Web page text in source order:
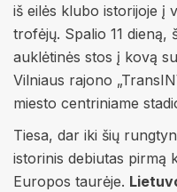
iš eilės klubo istorijoje į
trofėjų. Spalio 11 dieną,
auklėtinės stos į kovą
Vilniaus rajono
miesto centriniame
Tiesa, dar iki šių
istorinis debiutas pirmą
Europos taurėje.